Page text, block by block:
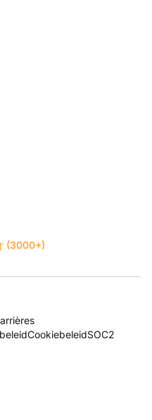
(3000+)
CookiebeleidSOC2